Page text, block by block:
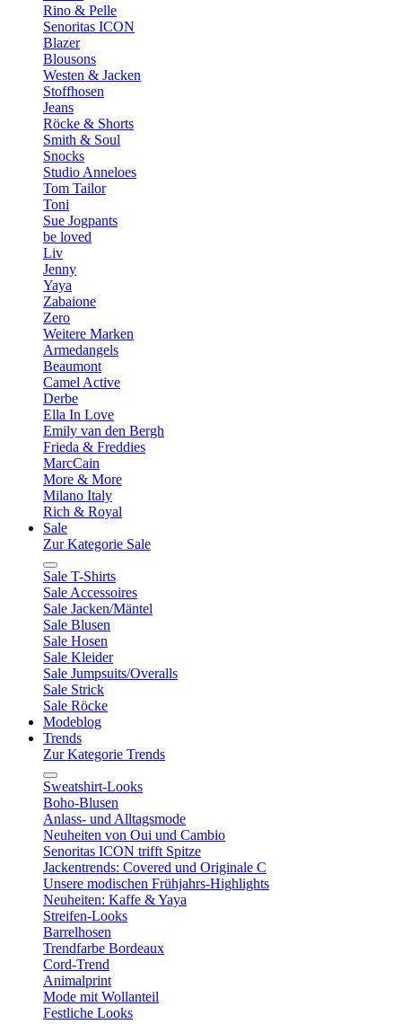
Rino & Pelle
Senoritas ICON
Blazer
Blousons
Westen & Jacken
Stoffhosen
Jeans
Röcke & Shorts
Smith & Soul
Snocks
Studio Anneloes
Tom Tailor
Toni
Sue Jogpants
be loved
Liv
Jenny
Yaya
Zabaione
Zero
Weitere Marken
Armedangels
Beaumont
Camel Active
Derbe
Ella In Love
Emily van den Bergh
Frieda & Freddies
MarcCain
More & More
Milano Italy
Rich & Royal
Sale
Zur Kategorie Sale
Sale T-Shirts
Sale Accessoires
Sale Jacken/Mäntel
Sale Blusen
Sale Hosen
Sale Kleider
Sale Jumpsuits/Overalls
Sale Strick
Sale Röcke
Modeblog
Trends
Zur Kategorie Trends
Sweatshirt-Looks
Boho-Blusen
Anlass- und Alltagsmode
Neuheiten von Oui und Cambio
Senoritas ICON trifft Spitze
Jackentrends: Covered und Originale C
Unsere modischen Frühjahrs-Highlights
Neuheiten: Kaffe & Yaya
Streifen-Looks
Barrelhosen
Trendfarbe Bordeaux
Cord-Trend
Animalprint
Mode mit Wollanteil
Festliche Looks